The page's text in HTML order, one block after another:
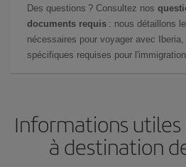
Des questions ? Consultez nos
documents requis : nous détaillons
nécessaires pour voyager avec
spécifiques requises pour
Informations
à destination